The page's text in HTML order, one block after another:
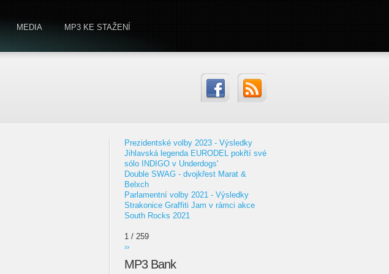
MEDIA MP3 KE STAŽENÍ
Prezidentské volby 2023 - Výsledky
Jihlavská legenda EURODEL pokřtí své
sólo INDIGO v Underdogs'
Double SWAG - dvojkřest Marat &
Belxch
Parlamentní volby 2021 - Výsledky
Strakonice Graffiti Jam v rámci akce
South Rocks 2021
1 / 259
››
MP3 Bank